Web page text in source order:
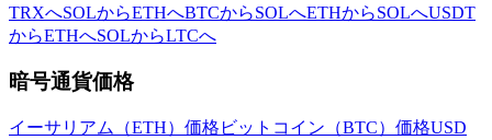
TRXへSOLからETHへBTCからSOLへETHからSOLへUSDT
からETHへSOLからLTCへ
暗号通貨価格
イーサリアム（ETH）価格 ビットコイン（BTC）価格USD